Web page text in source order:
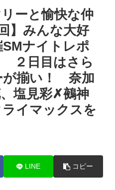
リーと愉快な仲
】みんな大好
ナイトレポ
２日目はさら
が揃い！ 奈加
塩見彩✗鵺神
イマックスを
LINE コピー